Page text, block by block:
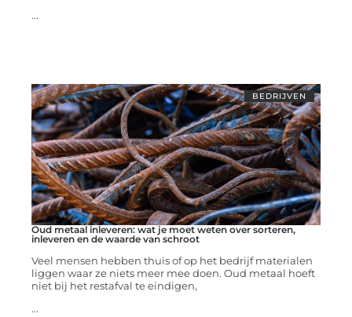
...
BEDRIJVEN
Oud metaal inleveren: wat je moet weten over sorteren,
inleveren en de waarde van schroot
Veel mensen hebben thuis of op het bedrijf materialen
liggen waar ze niets meer mee doen. Oud metaal hoeft
niet bij het restafval te eindigen,
...